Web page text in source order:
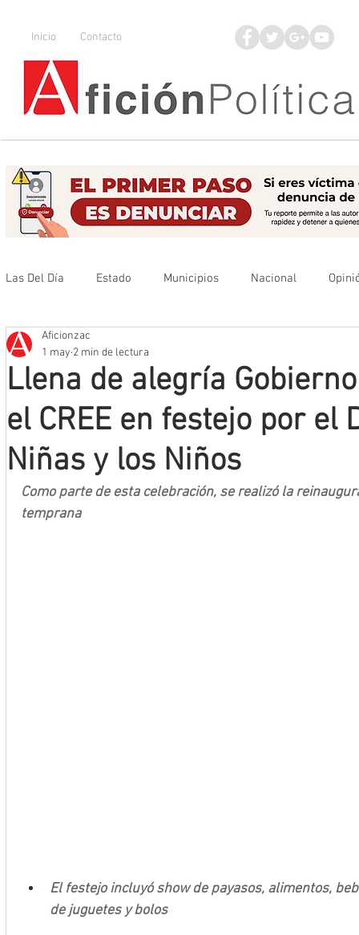
Inicio Contacto
Las Del Día Estado Municipios Nacional
Que no se olvide
Mineros LNBP
Llena de alegría
el CREE en festejo por el
Niñas y los Niños
Aficionzac
1 may 2 min de lectura
Como parte de esta celebración, se realizó la
temprana
El festejo incluyó show de payasos, alimentos,
de juguetes y bolos